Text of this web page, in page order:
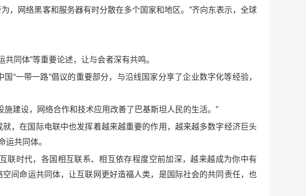
，网络黑客和服务器有时分散在多个国家和地区。”齐向东表示，全球
同体”等重要论述，让与会者深有共鸣。
“一带一路”倡议的重要部分，与沿线国家分享了企业数字化等经验，
施建设，网络合作和技术应用改善了巴基斯坦人民的生活。”
，在国际电联中也发挥着越来越重要的作用，越来越多数字经济巨头
运共同体。
联时代，各国相互联系、相互依存程度空前加深，越来越成为你中有
间命运共同体，让互联网更好造福人类，是国际社会的共同责任，也